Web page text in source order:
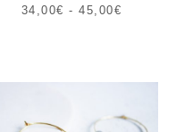
34,00€ -45,00€